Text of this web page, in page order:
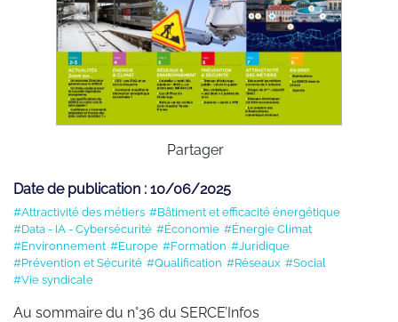
Partager
Date de publication : 10/06/2025
#Attractivité des métiers #Bâtiment et efficacité énergétique
#Data - IA - Cybersécurité #Économie #Énergie Climat
#Environnement #Europe #Formation #Juridique
#Prévention et Sécurité #Qualification #Réseaux #Social
#Vie syndicale
Au sommaire du n°36 du SERCE’Infos